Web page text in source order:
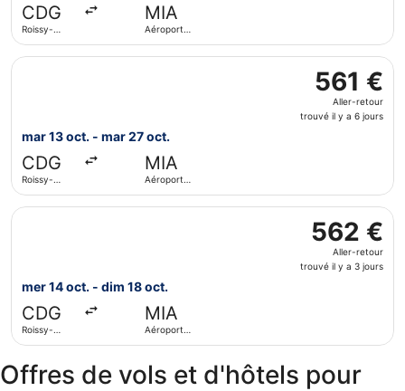
6
jours
CDG
Roissy-
MIA
Aéroport
561 €
Aller-
retour,
6
jours
561 €
Aller-retour
trouvé il y a 6 jours
mar 13 oct. - mar 27 oct.
CDG
Roissy-
MIA
Aéroport
Sélectionner le vol Air France, décollant le mar 13 oct.
562 €
Aller-
retour,
3
jours
562 €
Aller-retour
trouvé il y a 3 jours
mer 14 oct. - dim 18 oct.
CDG
Roissy-
MIA
Aéroport
Sélectionner le vol United, décollant le mer 14 oct. de
Offres de vols et d'hôtels pour